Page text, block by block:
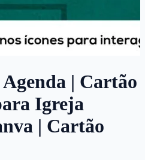
| Cartão
Igreja
| Cartão